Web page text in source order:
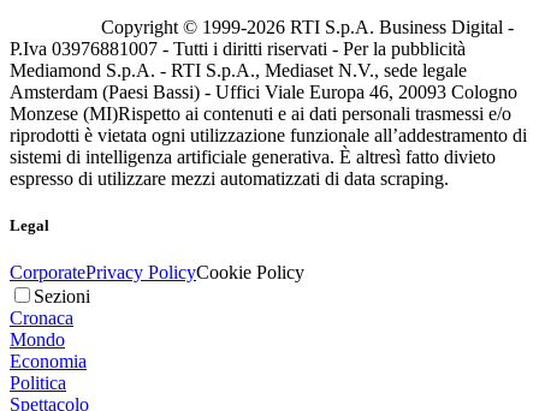
Copyright © 1999-2026 RTI S.p.A. Business Digital -
P.Iva 03976881007 - Tutti i diritti riservati - Per la pubblicità
Mediamond S.p.A. - RTI S.p.A., Mediaset N.V., sede legale
Amsterdam (Paesi Bassi) - Uffici Viale Europa 46, 20093 Cologno
Monzese (MI)Rispetto ai contenuti e ai dati personali trasmessi e/o
riprodotti è vietata ogni utilizzazione funzionale all’addestramento di
sistemi di intelligenza artificiale generativa. È altresì fatto divieto
espresso di utilizzare mezzi automatizzati di data scraping.
Legal
CorporatePrivacy PolicyCookie Policy
Sezioni
Cronaca
Mondo
Economia
Politica
Spettacolo